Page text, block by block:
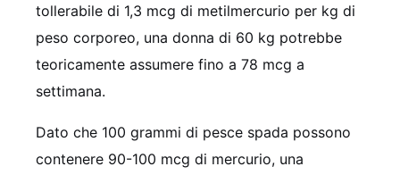
tollerabile di 1,3 mcg di metilmercurio per kg di
peso corporeo, una donna di 60 kg potrebbe
teoricamente assumere fino a 78 mcg a
settimana.
Dato che 100 grammi di pesce spada possono
contenere 90-100 mcg di mercurio, una